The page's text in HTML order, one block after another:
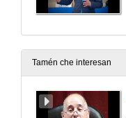
Tamén che interesan